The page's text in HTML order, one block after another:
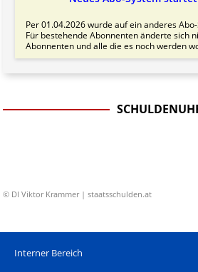
Per 01.04.2026 wurde auf ein anderes
Für bestehende Abonnenten änderte sich
Abonnenten und alle die es noch werden
© DI Viktor Krammer | staatsschulden.at
Interner Bereich